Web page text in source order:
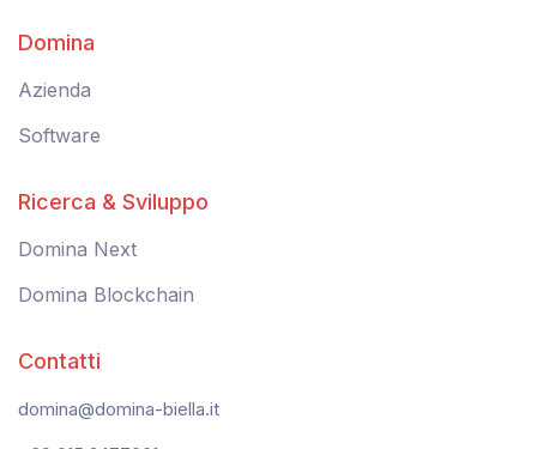
Domina
Azienda
Software
Ricerca & Sviluppo
Domina Next
Domina Blockchain
Contatti
domina@domina-biella.it